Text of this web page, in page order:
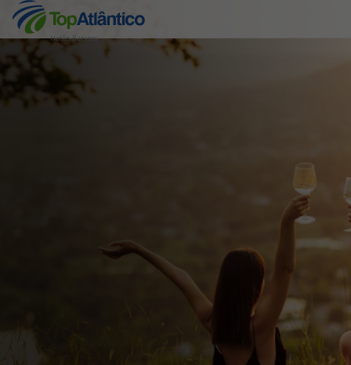
Hotéis Baratos
Destinos
Pacotes de Férias